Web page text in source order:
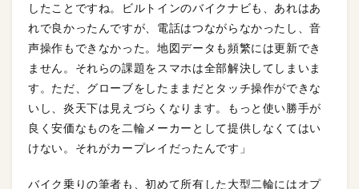
したことですね。ビルトインのバイクナビも、あれはあ
れで良かったんですが、電話はつながらなかったし、音
声操作もできなかった。地図データも頻繁には更新でき
ません。それらの課題をスマホは全部解決してしまいま
す。ただ、グローブをしたままだとタッチ操作ができな
いし、炎天下は見えづらくなります。もっと使い勝手が
良く安価なものを二輪メーカーとして提供しなくてはい
けない。それがカープレイだったんです」
バイク乗りの筆者も、初めて所有した大型二輪にはオプ